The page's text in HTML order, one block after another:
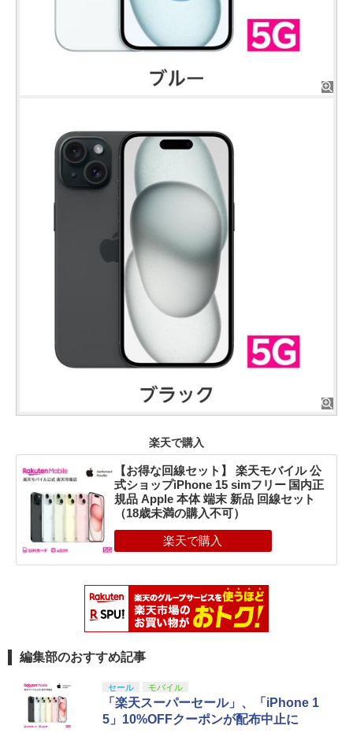
楽天で購入
【お得な回線セット】 楽天モバイル 公
式ショップiPhone 15 simフリー 国内正
規品 Apple 本体 端末 新品 回線セット
（18歳未満の購入不可）
編集部のおすすめ記事
セール モバイル
「楽天スーパーセール」、「iPhone 1
5」10%OFFクーポンが配布中止に